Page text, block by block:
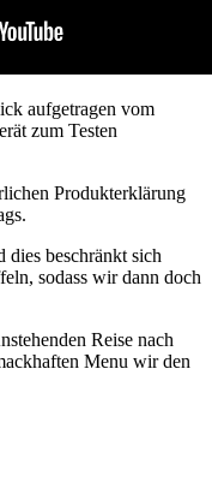
aufgetragen vom
zum Testen
Produkterklärung
dies beschränkt sich
sodass wir dann doch
Reise nach
Menu wir den